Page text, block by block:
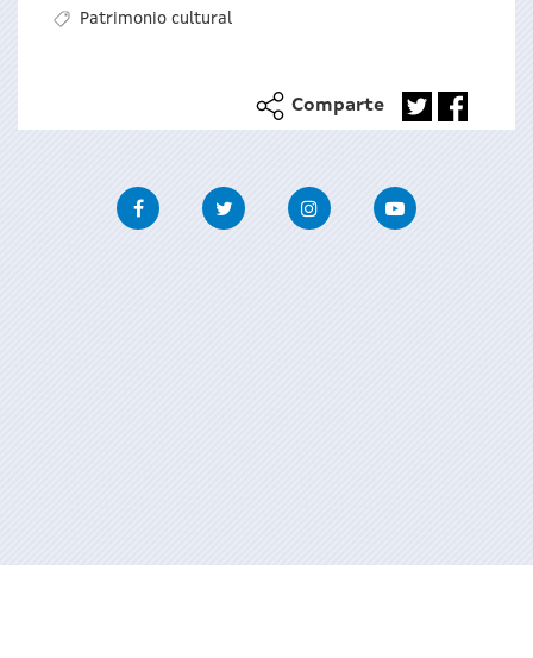
Patrimonio cultural
Comparte
FacebookTwitter InstagramYoutube